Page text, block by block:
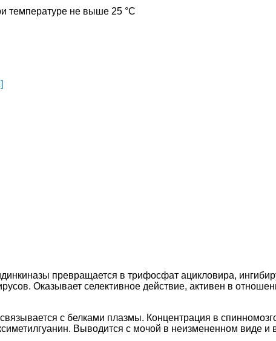
температуре не выше 25 °C
превращается в трифосфат ацикловира,
Оказывает селективное действие, активен в
с белками плазмы. Концентрация в
Выводится с мочой в неизмененном виде и